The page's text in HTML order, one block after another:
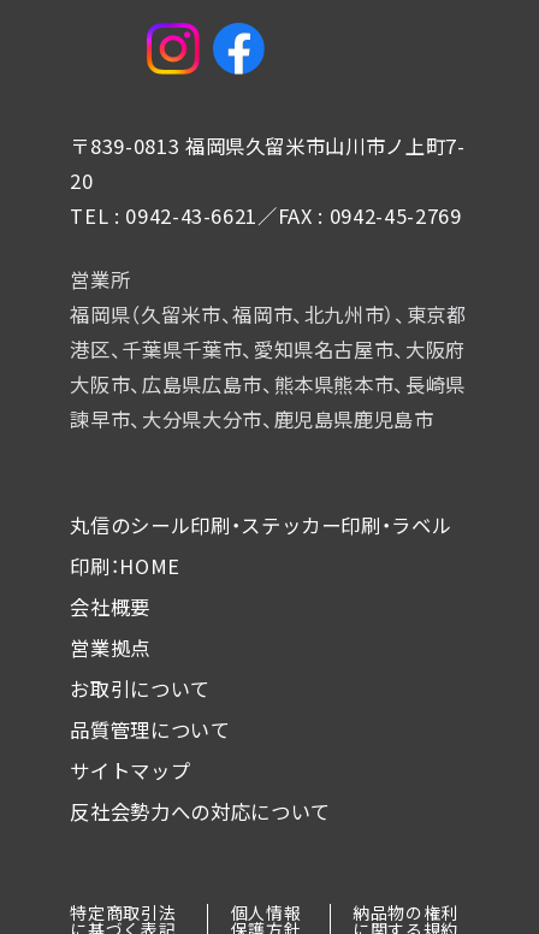
〒839-0813 福岡県久留米市山川市ノ上町7-
20
TEL : 0942-43-6621／FAX : 0942-45-2769
営業所
福岡県（久留米市、福岡市、北九州市）、東京都
港区、千葉県千葉市、 愛知県名古屋市、大阪府
大阪市、広島県広島市、熊本県熊本市、 長崎県
諫早市、大分県大分市、鹿児島県鹿児島市
丸信のシール印刷・ステッカー印刷・ラベル
印刷：HOME
会社概要
営業拠点
お取引について
品質管理について
サイトマップ
反社会勢力への対応について
特定商取引法 個人情報 納品物の権利